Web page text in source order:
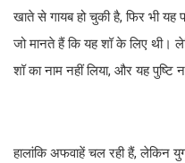
खाते से गायब हो चुकी है, फिर भी यह
जो मानते हैं कि यह शॉ के लिए थी।
शॉ का नाम नहीं लिया, और यह
हालांकि अफवाहें चल रही हैं, लेकिन